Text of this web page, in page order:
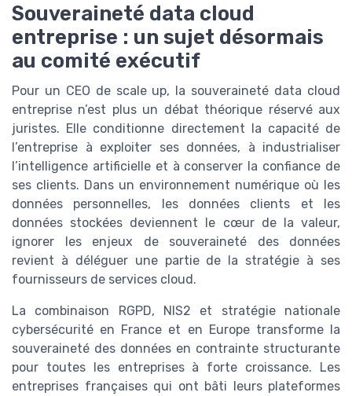
Souveraineté data cloud
entreprise : un sujet désormais
au comité exécutif
Pour un CEO de scale up, la souveraineté data cloud
entreprise n’est plus un débat théorique réservé aux
juristes. Elle conditionne directement la capacité de
l’entreprise à exploiter ses données, à industrialiser
l’intelligence artificielle et à conserver la confiance de
ses clients. Dans un environnement numérique où les
données personnelles, les données clients et les
données stockées deviennent le cœur de la valeur,
ignorer les enjeux de souveraineté des données
revient à déléguer une partie de la stratégie à ses
fournisseurs de services cloud.
La combinaison RGPD, NIS2 et stratégie nationale
cybersécurité en France et en Europe transforme la
souveraineté des données en contrainte structurante
pour toutes les entreprises à forte croissance. Les
entreprises françaises qui ont bâti leurs plateformes